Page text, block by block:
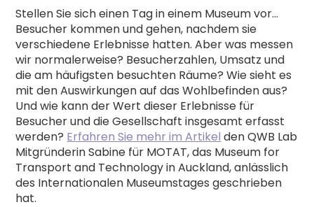
Stellen Sie sich einen Tag in einem Museum vor...
Besucher kommen und gehen, nachdem sie
verschiedene Erlebnisse hatten. Aber was messen
wir normalerweise? Besucherzahlen, Umsatz und
die am häufigsten besuchten Räume? Wie sieht es
mit den Auswirkungen auf das Wohlbefinden aus?
Und wie kann der Wert dieser Erlebnisse für
Besucher und die Gesellschaft insgesamt erfasst
werden? Erfahren Sie mehr im Artikel den QWB Lab
Mitgründerin Sabine für MOTAT, das Museum for
Transport and Technology in Auckland, anlässlich
des Internationalen Museumstages geschrieben
hat.